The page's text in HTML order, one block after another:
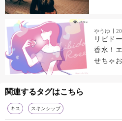
やうゆ
リビド
香水！
せちゃ
関連するタグはこちら
キス スキンシップ